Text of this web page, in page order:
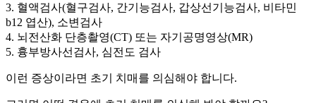
3. 혈액검사(혈구검사, 간기능검사, 갑상선기능검사, 비타민
b12 엽산), 소변검사
4. 뇌전산화 단층촬영(CT) 또는 자기공명영상(MR)
5. 흉부방사선검사, 심전도 검사
이런 증상이라면 초기 치매를 의심해야 합니다.